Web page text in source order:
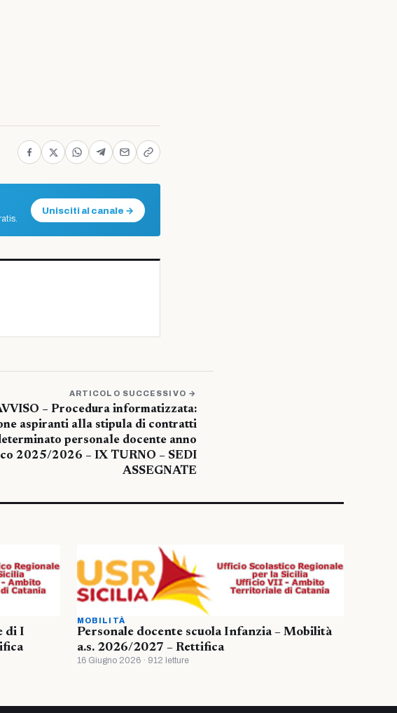
Unisciti al canale →
ARTICOLO SUCCESSIVO →
– Procedura informatizzata:
aspiranti alla stipula di contratti
personale docente anno
2025/2026 – IX TURNO – SEDI
ASSEGNATE
di I
MOBILITÀ
Personale docente scuola Infanzia – Mobilità
a.s. 2026/2027 – Rettifica
16 Giugno 2026 · 912 letture